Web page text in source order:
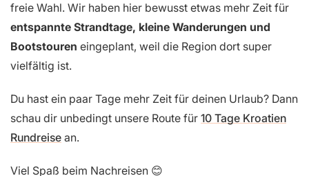
freie Wahl. Wir haben hier bewusst etwas mehr Zeit für
entspannte Strandtage, kleine Wanderungen und
Bootstouren eingeplant, weil die Region dort super
vielfältig ist.
Du hast ein paar Tage mehr Zeit für deinen Urlaub? Dann
schau dir unbedingt unsere Route für 10 Tage Kroatien
Rundreise an.
Viel Spaß beim Nachreisen 😊